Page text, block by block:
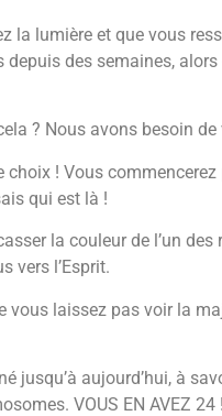
la lumière et que vous
des semaines,
? Nous avons besoin
! Vous commencerez
qui est là !
la couleur de l’un des
vers l’Esprit.
vous laissez pas voir la
jusqu’à aujourd’hui, à
VOUS EN AVEZ 24 !